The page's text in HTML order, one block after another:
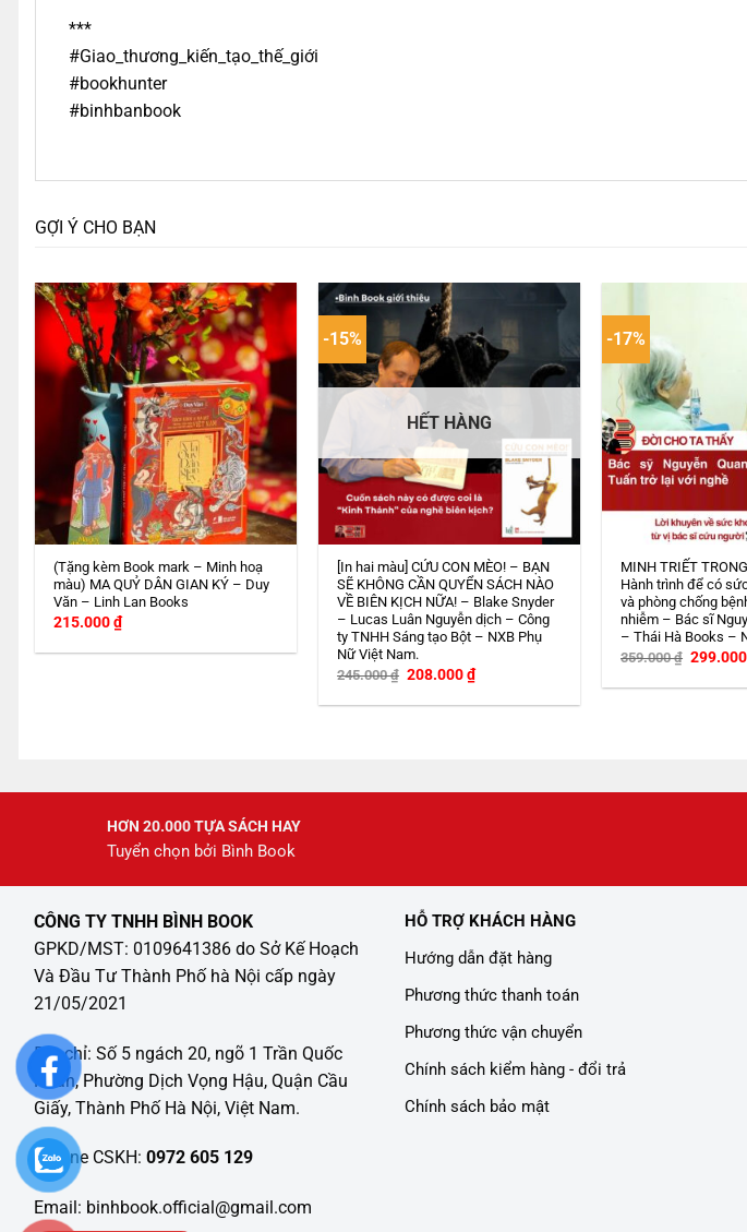
***
#Giao_thương_kiến_tạo_thế_giới
#bookhunter
#binhbanbook
GỢI Ý CHO BẠN
(Tặng kèm Book mark – Minh hoạ
màu) MA QUỶ DÂN GIAN KÝ – Duy
Văn – Linh Lan Books
215.000₫
-15%
HẾT HÀNG
[In hai màu] CỨU CON MÈO! – BẠN
SẼ KHÔNG CẦN QUYỂN SÁCH NÀO
VỀ BIÊN KỊCH NỮA! – Blake Snyder
– Lucas Luân Nguyễn dịch – Công
ty TNHH Sáng tạo Bột – NXB Phụ
Nữ Việt Nam.
245.000₫ Giá
là:
208.000₫Giá
hiện
tại
-17%
MINH TRIẾT
Hành trình để có
và phòng chống
nhiễm – Bác sĩ
– Thái Hà Books –
359.000₫ Giá
là:
HƠN 20.000 TỰA SÁCH HAY
Tuyển chọn bởi Bình Book
CÔNG TY TNHH BÌNH BOOK
GPKD/MST: 0109641386 do Sở Kế Hoạch
Và Đầu Tư Thành Phố hà Nội cấp ngày
21/05/2021
Địa chỉ: Số 5 ngách 20, ngõ 1 Trần Quốc
Hoàn, Phường Dịch Vọng Hậu, Quận Cầu
Giấy, Thành Phố Hà Nội, Việt Nam.
Hotline CSKH: 0972 605 129
Email: binhbook.official@gmail.com
HỖ TRỢ KHÁCH HÀNG
Hướng dẫn đặt hàng
Phương thức thanh toán
Phương thức vận chuyển
Chính sách kiểm hàng - đổi trả
Chính sách bảo mật